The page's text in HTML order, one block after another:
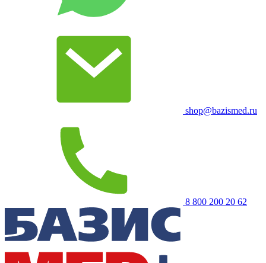
shop@bazismed.ru
8 800 200 20 62